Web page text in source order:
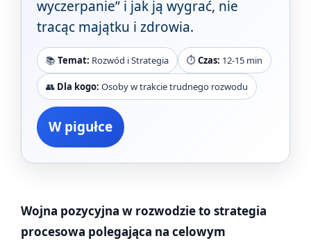
wyczerpanie” i jak ją wygrać, nie
tracąc majątku i zdrowia.
📚Temat: Rozwód i Strategia ⏱️ Czas: 12-15 min
👥 Dla kogo: Osoby w trakcie trudnego rozwodu
W pigułce
Wojna pozycyjna w rozwodzie to strategia
procesowa polegająca na celowym